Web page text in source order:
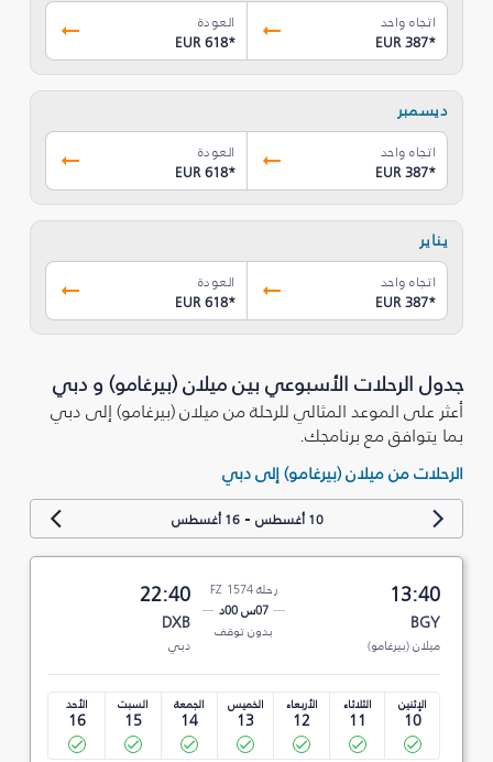
اتجاه واحد
EUR 387*
العودة
EUR 618*
ديسمبر
اتجاه واحد
EUR 387*
العودة
EUR 618*
يناير
اتجاه واحد
EUR 387*
العودة
EUR 618*
جدول الرحلات الأسبوعي بين ميلان (بيرغامو) و دبي
أعثر على الموعد المثالي للرحلة من ميلان (بيرغامو) إلى دبي
بما يتوافق مع برنامجك.
الرحلات من ميلان (بيرغامو) إلى دبي
10 أغسطس -16 أغسطس
13:40
BGY
ميلان (بيرغامو)
رحلة FZ 1574
07س 00د
بدون توقف
22:40
DXB
دبي
الإثنين
10
الثلاثاء
11
الأربعاء
12
الخميس
13
الجمعة
14
السبت
15
الأحد
16